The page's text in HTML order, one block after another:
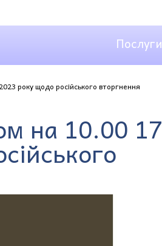
Послуги
року щодо російського вторгнення
на 10.00 17